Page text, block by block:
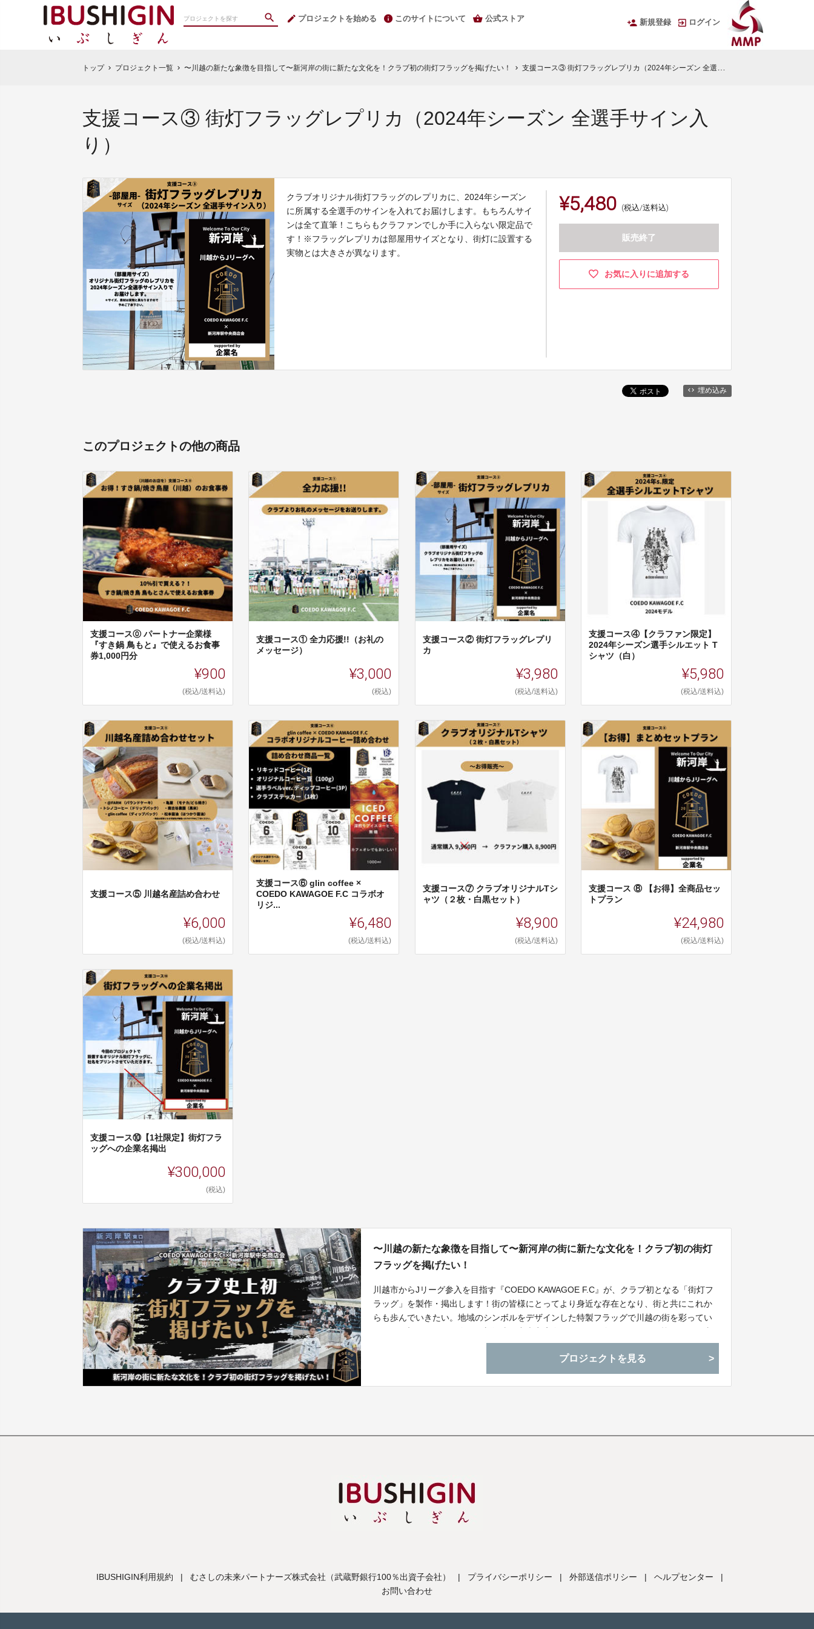
プロジェクトを始める このサイトについて 公式ストア 新規登録 ログイン
トップ chevron_right プロジェクト一覧 chevron_right 〜川越の新たな象徴を目指して〜新河岸の街に新たな文化を！クラブ初の街灯フラッグを掲げたい！ chevron_right 支援コース③ 街灯フラッグレプリカ（2024年シーズン 全選手サイン入り）
支援コース③ 街灯フラッグレプリカ（2024年シーズン 全選手サイン入
り）
クラブオリジナル街灯フラッグのレプリカに、2024年シーズン
に所属する全選手のサインを入れてお届けします。もちろんサイ
ンは全て直筆！こちらもクラファンでしか手に入らない限定品で
す！※フラッグレプリカは部屋用サイズとなり、街灯に設置する
実物とは大きさが異なります。
¥5,480 (税込/送料込)
販売終了
お気に入りに追加する
埋め込み
このプロジェクトの他の商品
支援コース⓪ パートナー企業様
『すき鍋 鳥もと』で使えるお食事
券1,000円分
¥900
(税込/送料込)
支援コース① 全力応援!!（お礼の
メッセージ）
¥3,000
(税込)
支援コース② 街灯フラッグレプリ
カ
¥3,980
(税込/送料込)
支援コース④【クラファン限定】
2024年シーズン選手シルエット T
シャツ（白）
¥5,980
(税込/送料込)
支援コース⑤ 川越名産詰め合わせ
¥6,000
(税込/送料込)
支援コース⑥ glin coffee ×
COEDO KAWAGOE F.C コラボオ
リジ...
¥6,480
(税込/送料込)
支援コース⑦ クラブオリジナルTシ
ャツ（２枚・白黒セット）
¥8,900
(税込/送料込)
支援コース ⑧ 【お得】全商品セッ
トプラン
¥24,980
(税込/送料込)
支援コース⑩【1社限定】街灯フラ
ッグへの企業名掲出
¥300,000
(税込)
〜川越の新たな象徴を目指して〜新河岸の街に新たな文化を！クラブ初の街灯
フラッグを掲げたい！
川越市からJリーグ参入を目指す『COEDO KAWAGOE F.C』が、クラブ初となる「街灯フ
ラッグ」を製作・掲出します！街の皆様にとってより身近な存在となり、街と共にこれか
らも歩んでいきたい。地域のシンボルをデザインした特製フラッグで川越の街を彩ってい
プロジェクトを見る
IBUSHIGIN利用規約 | むさしの未来パートナーズ株式会社（武蔵野銀行100％出資子会社） | プライバシーポリシー | 外部送信ポリシー | ヘルプセンター
|
お問い合わせ